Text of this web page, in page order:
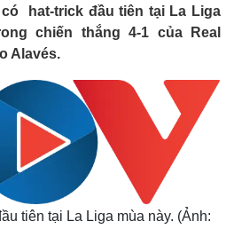
Việc làm
Biển đảo
có hat-trick đầu tiên tại La Liga
chiến thắng 4-1 của Real
Alavés.
tiên tại La Liga mùa này. (Ảnh: